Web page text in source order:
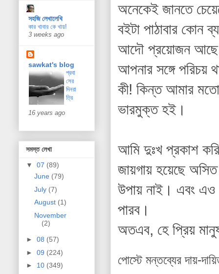
অনেকেই জানতে
বইটা পাঠাবার কোন
আদৌ প্রয়োজন আছে
আপনার সঙ্গে
কী! কিন্ত আমার মতো
ভারমুক্ত হই।
আমি দুঃখ প্রকাশ
জায়গায় হয়েছে
উপায় নাই। এবং এও
পারব।
অতএব, হে প্রিয়
পোস্টে মন্তব্যের দায়-
সহজি লেখালেখি
কার খাবার কে খায়!
3 weeks ago
sawkat's blog
প্রবা
সের
দিনরা
ত্রি
16 years ago
সমস্ত লেখা
▼07 (89)
June (79)
July (7)
August (1)
November
(2)
►08 (57)
►09 (224)
► 10 (349)